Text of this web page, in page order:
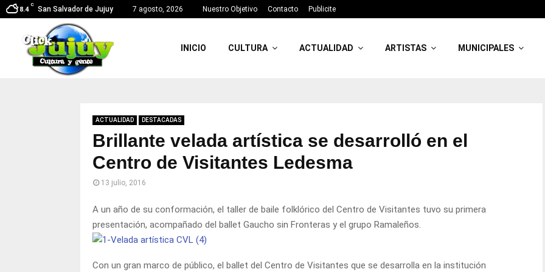
8.4
C
San Salvador de Jujuy 7 agosto, 2026 Nuestro Objetivo Contacto Publicite
INICIO CULTURA ACTUALIDAD ARTISTAS MUNICIPALES
ACTUALIDAD DESTACADAS
Brillante velada artística se desarrolló en el
Centro de Visitantes Ledesma
13 julio, 2016
A un año de su conformación, el taller de baile folklórico del Centro de Visitantes tuvo su primera
presentación, acompañado del ballet Gaucho sin Fronteras y el grupo Ramaleños.
Con un gran marco de público, el ballet del Centro de Visitantes que se desarrolla en la institución